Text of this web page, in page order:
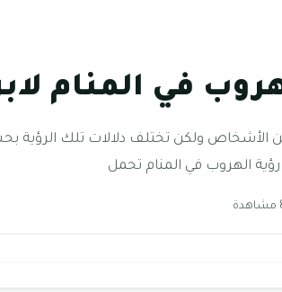
في المنام
الأشخاص ولكن تختلف دلالات تلك الرؤية
الهروب في المنام تحمل